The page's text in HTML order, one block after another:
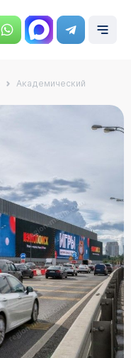
Академический